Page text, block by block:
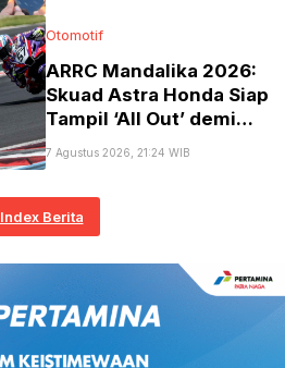
Otomotif
​ARRC Mandalika 2026:
Skuad Astra Honda Siap
Tampil ‘All Out’ demi
7 Agustus 2026, 21:24 WIB
Index Berita